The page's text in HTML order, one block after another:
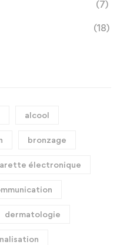
(7)
(18)
alcool
bronzage
électronique
dermatologie